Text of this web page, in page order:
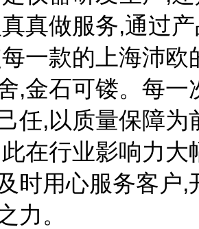
真做服务,通过
一款的上海沛
,金石可镂。每
任,以质量保障
在行业影响力
时用心服务客户
力。